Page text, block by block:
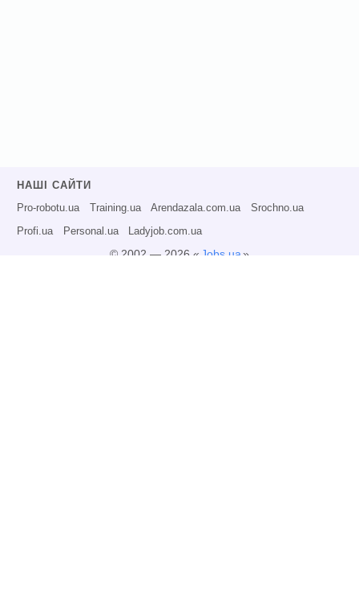
НАШІ САЙТИ
Pro-robotu.ua Training.ua Arendazala.com.ua Srochno.ua
Profi.ua Personal.ua Ladyjob.com.ua
© 2002 — 2026 « Jobs.ua»